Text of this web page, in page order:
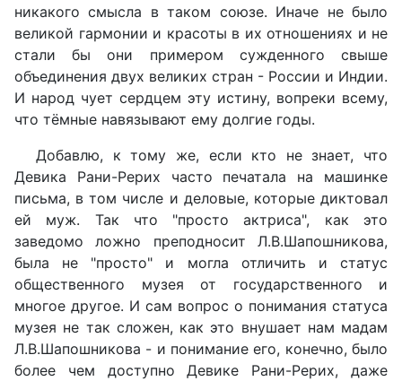
никакого смысла в таком союзе. Иначе не было
великой гармонии и красоты в их отношениях и не
стали бы они примером сужденного свыше
объединения двух великих стран - России и Индии.
И народ чует сердцем эту истину, вопреки всему,
что тёмные навязывают ему долгие годы.
Добавлю, к тому же, если кто не знает, что
Девика Рани-Рерих часто печатала на машинке
письма, в том числе и деловые, которые диктовал
ей муж. Так что "просто актриса", как это
заведомо ложно преподносит Л.В.Шапошникова,
была не "просто" и могла отличить и статус
общественного музея от государственного и
многое другое. И сам вопрос о понимания статуса
музея не так сложен, как это внушает нам мадам
Л.В.Шапошникова - и понимание его, конечно, было
более чем доступно Девике Рани-Рерих, даже